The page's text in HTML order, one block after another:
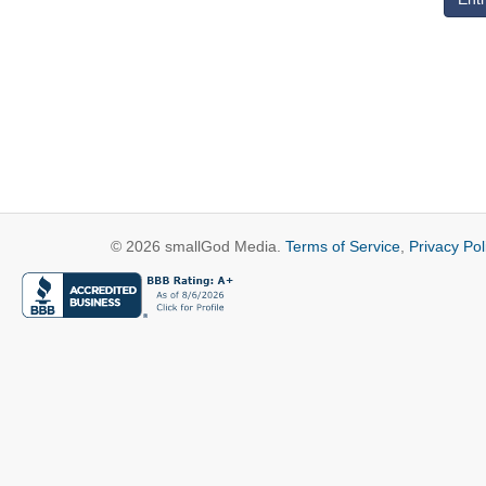
© 2026 smallGod Media. Terms of Service Privacy